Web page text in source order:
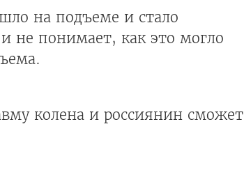
на подъеме и стало
не понимает, как это могло
колена и россиянин сможет